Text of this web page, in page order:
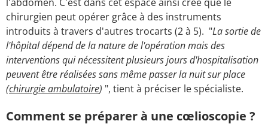
chirurgien peut opérer grâce à des instruments
introduits à travers d'autres trocarts (2 à 5). "La sortie de
l'hôpital dépend de la nature de l'opération mais des
interventions qui nécessitent plusieurs jours d'hospitalisation
peuvent être réalisées sans même passer la nuit sur place
(chirurgie ambulatoire) ", tient à préciser le spécialiste.
Comment se préparer à une cœlioscopie ?